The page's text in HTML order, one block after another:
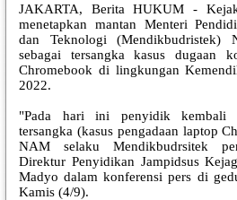
JAKARTA, Berita HUKUM -
menetapkan mantan Menteri
dan Teknologi (Mendikbudristek)
sebagai tersangka kasus dugaan
Chromebook di lingkungan
2022.
"Pada hari ini penyidik kembali
tersangka (kasus pengadaan laptop
NAM selaku Mendikbudrsitek
Direktur Penyidikan Jampidsus
Madyo dalam konferensi pers di
Kamis (4/9).